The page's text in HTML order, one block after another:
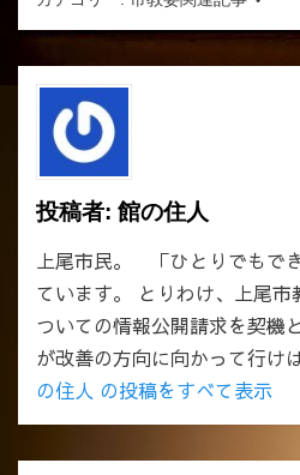
投稿者: 館の住人
上尾市民。 「ひとりでもで
ています。 とりわけ、上尾市
ついての情報公開請求を契機
が改善の方向に向かって行け
の住人 の投稿をすべて表示